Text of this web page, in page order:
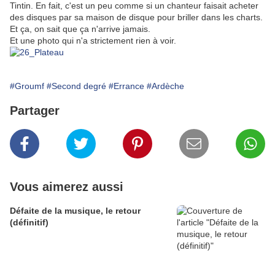
Tintin. En fait, c'est un peu comme si un chanteur faisait acheter
des disques par sa maison de disque pour briller dans les charts.
Et ça, on sait que ça n'arrive jamais.
Et une photo qui n'a strictement rien à voir.
#Groumf #Second degré #Errance #Ardèche
Partager
Vous aimerez aussi
Défaite de la musique, le retour
(définitif)